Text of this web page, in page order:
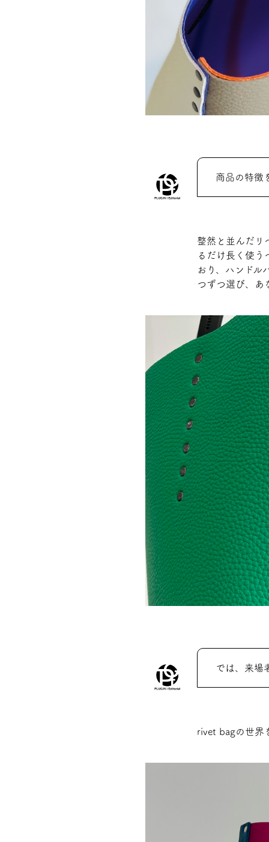
商品の特徴
整然と並んだリ
るだけ長く使う
おり、ハンドル
つずつ選び、あ
では、来場
rivet bagの世界